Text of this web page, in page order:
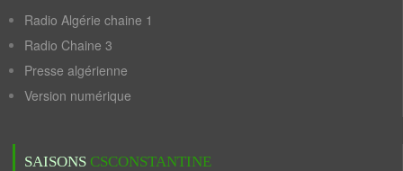
Radio Algérie chaine 1
Radio Chaine 3
Presse algérienne
Version numérique
SAISONS CSCONSTANTINE